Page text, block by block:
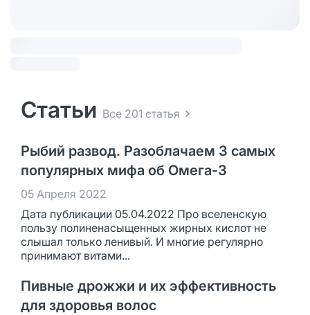
Статьи Все 201 статья
Рыбий развод. Разоблачаем 3 самых
популярных мифа об Омега-3
05 Апреля 2022
Дата публикации 05.04.2022 Про вселенскую
пользу полиненасыщенных жирных кислот не
слышал только ленивый. И многие регулярно
принимают витами...
Пивные дрожжи и их эффективность
для здоровья волос